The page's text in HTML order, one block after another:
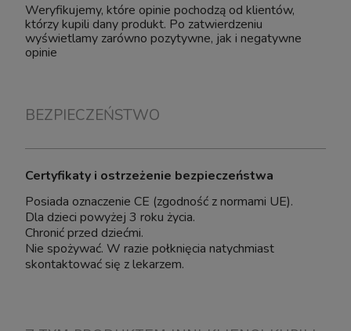
Weryfikujemy, które opinie pochodzą od klientów,
którzy kupili dany produkt. Po zatwierdzeniu
wyświetlamy zarówno pozytywne, jak i negatywne
opinie
BEZPIECZEŃSTWO
Certyfikaty i ostrzeżenie bezpieczeństwa
Posiada oznaczenie CE (zgodność z normami UE).
Dla dzieci powyżej 3 roku życia.
Chronić przed dziećmi.
Nie spożywać. W razie połknięcia natychmiast
skontaktować się z lekarzem.